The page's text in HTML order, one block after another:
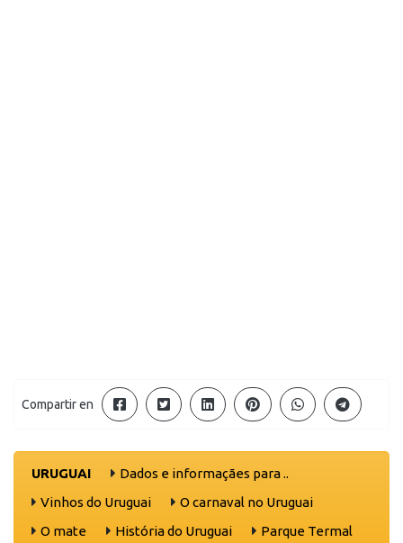
Compartir en
URUGUAI
Dados e informaçães para ..
Vinhos do Uruguai
O carnaval no Uruguai
O mate
História do Uruguai Parque Termal